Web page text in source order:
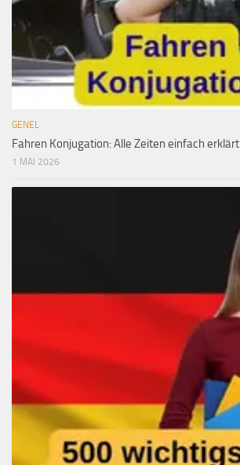
GENEL
Fahren Konjugation: Alle Zeiten einfach erklärt
1 MAI 2026